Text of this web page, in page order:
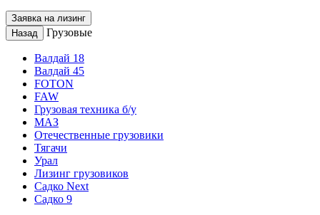
Заявка на лизинг
Назад
Грузовые
Валдай 18
Валдай 45
FOTON
FAW
Грузовая техника б/у
МАЗ
Отечественные грузовики
Тягачи
Урал
Лизинг грузовиков
Садко Next
Садко 9